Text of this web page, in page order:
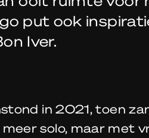
put ook
Iver.
in 2021, toen
solo, maar met